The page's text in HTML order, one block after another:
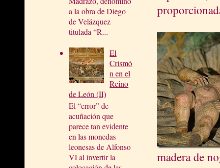
a la obra de Diego
de Velázquez
titulada “R...
El
Crismó
n en el
Reino
de León (II)
El “error” de
acuñación que
parece tan evidente
en las monedas
leonesas de Alfonso
VI al invertir la
madera de